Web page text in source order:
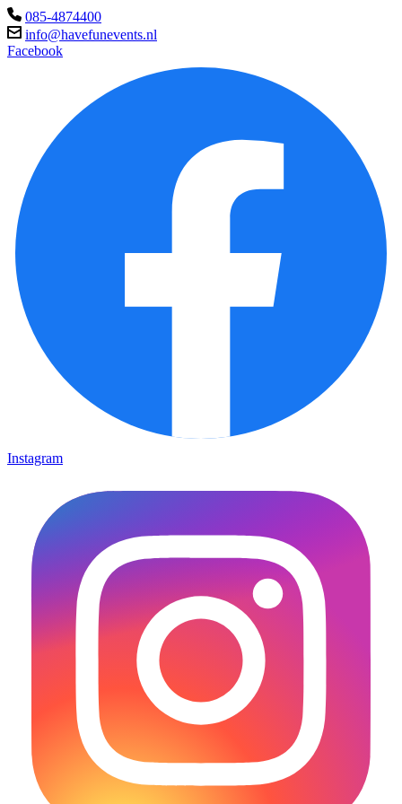
085-4874400
info@havefunevents.nl
Facebook
Instagram